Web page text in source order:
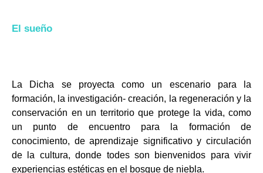
El sueño
La Dicha se proyecta como un escenario para la
formación, la investigación- creación, la regeneración y la
conservación en un territorio que protege la vida, como
un punto de encuentro para la formación de
conocimiento, de aprendizaje significativo y circulación
de la cultura, donde todes son bienvenidos para vivir
experiencias estéticas en el bosque de niebla.